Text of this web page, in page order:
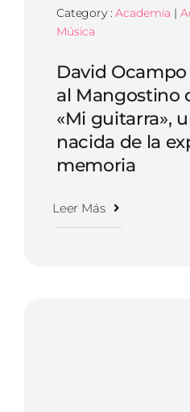
Category :Academia |
Música
David
al Mangostino
«Mi guitarra»,
nacida de la
memoria
Leer Más